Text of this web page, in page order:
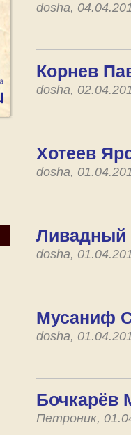
dosha,
Корнев
dosha,
Хотеев
dosha,
Ливадный
dosha,
Мусаниф
dosha,
Бочкарёв
Петроник,